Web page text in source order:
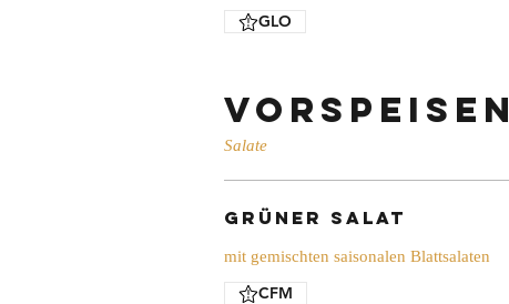
GLO
Vorspeisen
Salate
Grüner Salat
mit gemischten saisonalen Blattsalaten
CFM